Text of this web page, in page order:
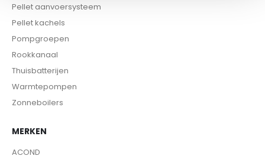
Pellet aanvoersysteem
Pellet kachels
Pompgroepen
Rookkanaal
Thuisbatterijen
Warmtepompen
Zonneboilers
MERKEN
ACOND